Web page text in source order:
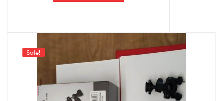
Sale!